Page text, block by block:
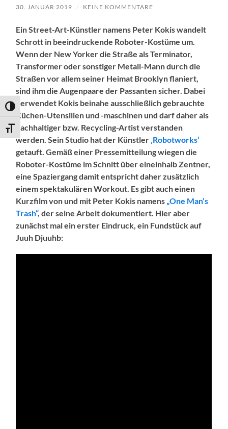
Umschalten auf hohe Kontraste
Schrift vergrößern
30. JANUAR 2019 / KEINE KOMMENTARE
Ein Street-Art-Künstler namens Peter Kokis wandelt
Schrott in beeindruckende Roboter-Kostüme um.
Wenn der New Yorker die Straße als Terminator,
Transformer oder sonstiger Metall-Mann durch die
Straßen vor allem seiner Heimat Brooklyn flaniert,
sind ihm die Augenpaare der Passanten sicher. Dabei
verwendet Kokis beinahe ausschließlich gebrauchte
Küchen-Utensilien und -maschinen und darf daher als
nachhaltiger bzw. Recycling-Artist verstanden
werden. Sein Studio hat der Künstler ‚Robotworks‘
getauft. Gemäß einer Pressemitteilung wiegen die
Roboter-Kostüme im Schnitt über eineinhalb Zentner,
eine Spaziergang damit entspricht daher zusätzlich
einem spektakulären Workout. Es gibt auch einen
Kurzfilm von und mit Peter Kokis namens „One Man’s
Trash“, der seine Arbeit dokumentiert. Hier aber
zunächst mal ein erster Eindruck, ein Fundstück auf
Juuh Djuuhb: